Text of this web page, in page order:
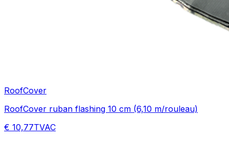
RoofCover
RoofCover ruban flashing 10 cm (6,10 m/rouleau)
€ 10,77TVAC